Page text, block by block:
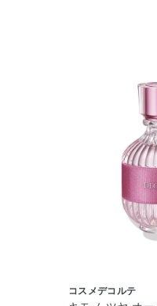
コスメデコルテ